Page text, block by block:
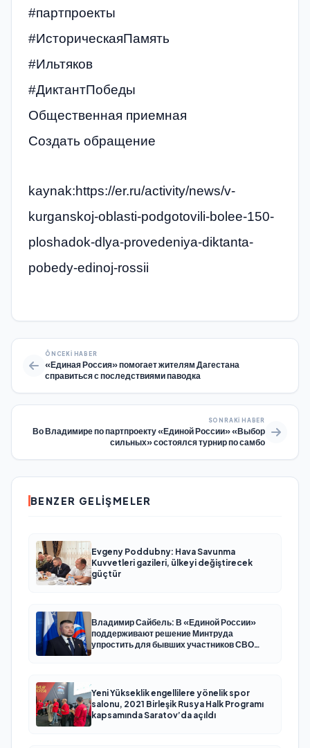
#партпроекты
#ИсторическаяПамять
#Ильтяков
#ДиктантПобеды
Общественная приемная
Создать обращение
kaynak:https://er.ru/activity/news/v-
kurganskoj-oblasti-podgotovili-bolee-150-
ploshadok-dlya-provedeniya-diktanta-
pobedy-edinoj-rossii
ÖNCEKI HABER
«Единая Россия» помогает жителям Дагестана
справиться с последствиями паводка
SONRAKI HABER
Во Владимире по партпроекту «Единой России» «Выбор
сильных» состоялся турнир по самбо
BENZER GELIŞMELER
Evgeny Poddubny: Hava Savunma
Kuvvetleri gazileri, ülkeyi değiştirecek
güçtür
Владимир Сайбель: В «Единой России»
поддерживают решение Минтруда
упростить для бывших участников СВО
Yeni Yükseklik engellilere yönelik spor
salonu, 2021 Birleşik Rusya Halk Programı
kapsamında Saratov’da açıldı